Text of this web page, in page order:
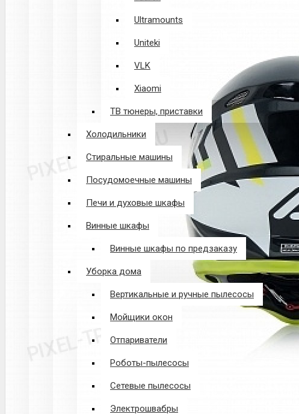
Ultramounts
Uniteki
VLK
Xiaomi
ТВ тюнеры, приставки
Холодильники
Стиральные машины
Посудомоечные машины
Печи и духовые шкафы
Винные шкафы
Винные шкафы по предзаказу
Уборка дома
Вертикальные и ручные пылесосы
Мойщики окон
Отпариватели
Роботы-пылесосы
Сетевые пылесосы
Электрошвабры